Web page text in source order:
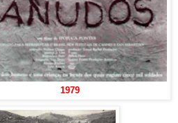
1979